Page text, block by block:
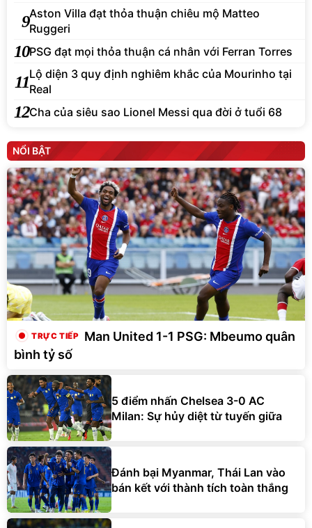
9Aston Villa đạt thỏa thuận chiêu mộ Matteo
Ruggeri
10PSG đạt mọi thỏa thuận cá nhân với Ferran Torres
11Lộ diện 3 quy định nghiêm khắc của Mourinho tại
Real
12Cha của siêu sao Lionel Messi qua đời ở tuổi 68
NỔI BẬT
Man United 1-1 PSG: Mbeumo quân
bình tỷ số
5 điểm nhấn Chelsea 3-0 AC
Milan: Sự hủy diệt từ tuyến giữa
Đánh bại Myanmar, Thái Lan vào
bán kết với thành tích toàn thắng